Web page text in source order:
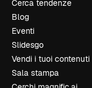
Cerca tendenze
Blog
Eventi
Slidesgo
Vendi i tuoi contenuti
Sala stampa